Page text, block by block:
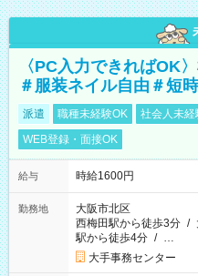
〈PC入力できればOK
＃服装ネイル自由＃短
派遣 職種未経験OK 社会人未経
WEB登録・面接OK
給与 時給1600円
勤務地
大阪市北区
西梅田駅から徒歩3分 /
駅から徒歩4分 / …
大手事務センター